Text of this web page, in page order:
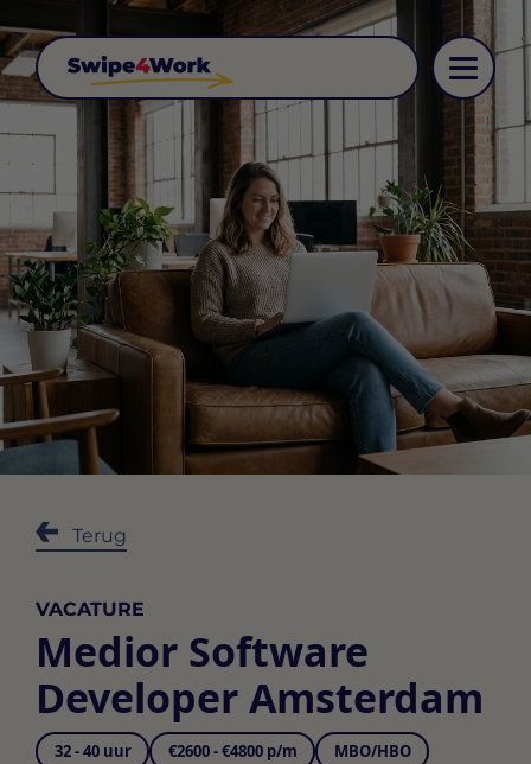
Terug
VACATURE
Medior Software
Developer Amsterdam
32 - 40 uur €2600 - €4800 p/m MBO/HBO